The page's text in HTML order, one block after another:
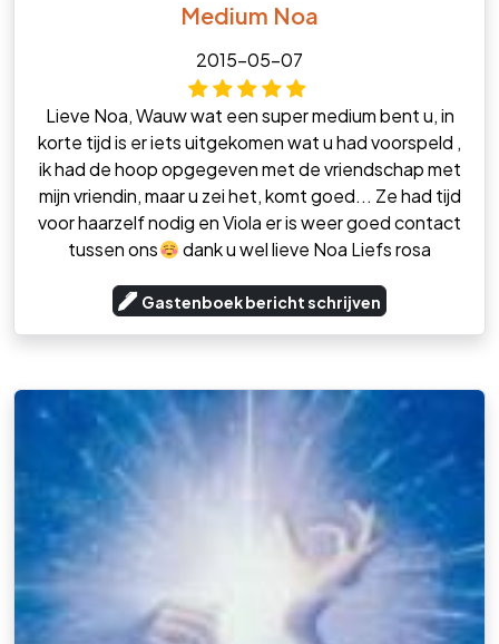
Medium Noa
2015-05-07
Lieve Noa, Wauw wat een super medium bent u, in
korte tijd is er iets uitgekomen wat u had voorspeld ,
ik had de hoop opgegeven met de vriendschap met
mijn vriendin, maar u zei het, komt goed... Ze had tijd
voor haarzelf nodig en Viola er is weer goed contact
tussen ons
dank u wel lieve Noa Liefs rosa
Gastenboek bericht schrijven